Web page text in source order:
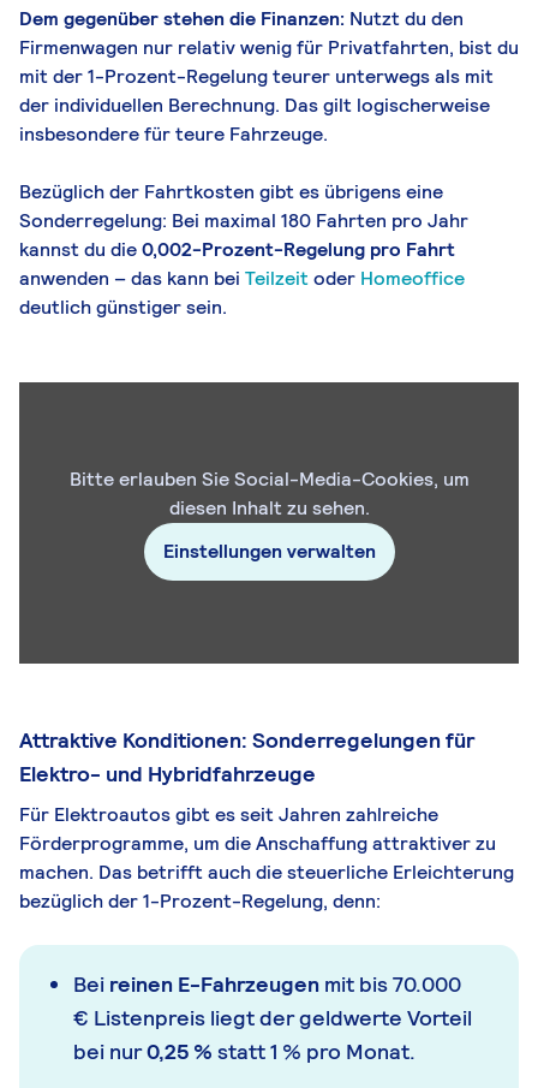
Dem gegenüber stehen die Finanzen: Nutzt du den
Firmenwagen nur relativ wenig für Privatfahrten, bist du
mit der 1-Prozent-Regelung teurer unterwegs als mit
der individuellen Berechnung. Das gilt logischerweise
insbesondere für teure Fahrzeuge.
Bezüglich der Fahrtkosten gibt es übrigens eine
Sonderregelung: Bei maximal 180 Fahrten pro Jahr
kannst du die0,002-Prozent-Regelung pro Fahrt
anwenden – das kann bei Teilzeitoder Homeoffice
deutlich günstiger sein.
Bitte erlauben Sie Social-Media-Cookies, um
diesen Inhalt zu sehen.
Einstellungen verwalten
Attraktive Konditionen: Sonderregelungen für
Elektro- und Hybridfahrzeuge
Für Elektroautos gibt es seit Jahren zahlreiche
Förderprogramme, um die Anschaffung attraktiver zu
machen. Das betrifft auch die steuerliche Erleichterung
bezüglich der 1-Prozent-Regelung, denn:
Bei reinen E-Fahrzeugenmit bis 70.000
€ Listenpreis liegt der geldwerte Vorteil
bei nur0,25 % statt 1 % pro Monat.